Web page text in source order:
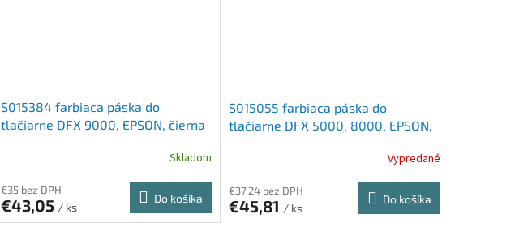
S015384 farbiaca páska do
tlačiarne DFX 9000, EPSON, čierna
Skladom
€35 bez DPH
€43,05 / ks
Do košíka
S015055 farbiaca páska do
tlačiarne DFX 5000, 8000, EPSON,
Vypredané
€37,24 bez DPH
€45,81 / ks
Do košíka